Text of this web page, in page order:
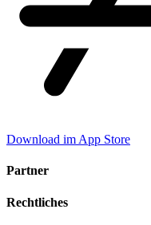
Download im App Store
Partner
Rechtliches